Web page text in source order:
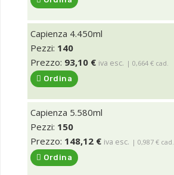
Capienza 4.450ml
Pezzi: 140
Prezzo: 93,10 € iva esc. | 0,664 € cad.
Ordina
Capienza 5.580ml
Pezzi: 150
Prezzo: 148,12 € iva esc. | 0,987 € cad.
Ordina